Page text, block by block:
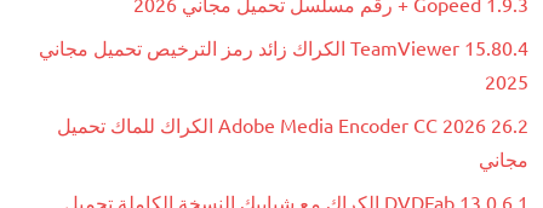
TeamViewer 15.80.4 الكراك زائد رمز الترخيص تحميل مجاني
2025
Adobe Media Encoder CC 2026 26.2 الكراك للماك تحميل
مجاني
DVDFab 13.0.6.1 الكراك مع شبابيك النسخة الكاملة تحميل